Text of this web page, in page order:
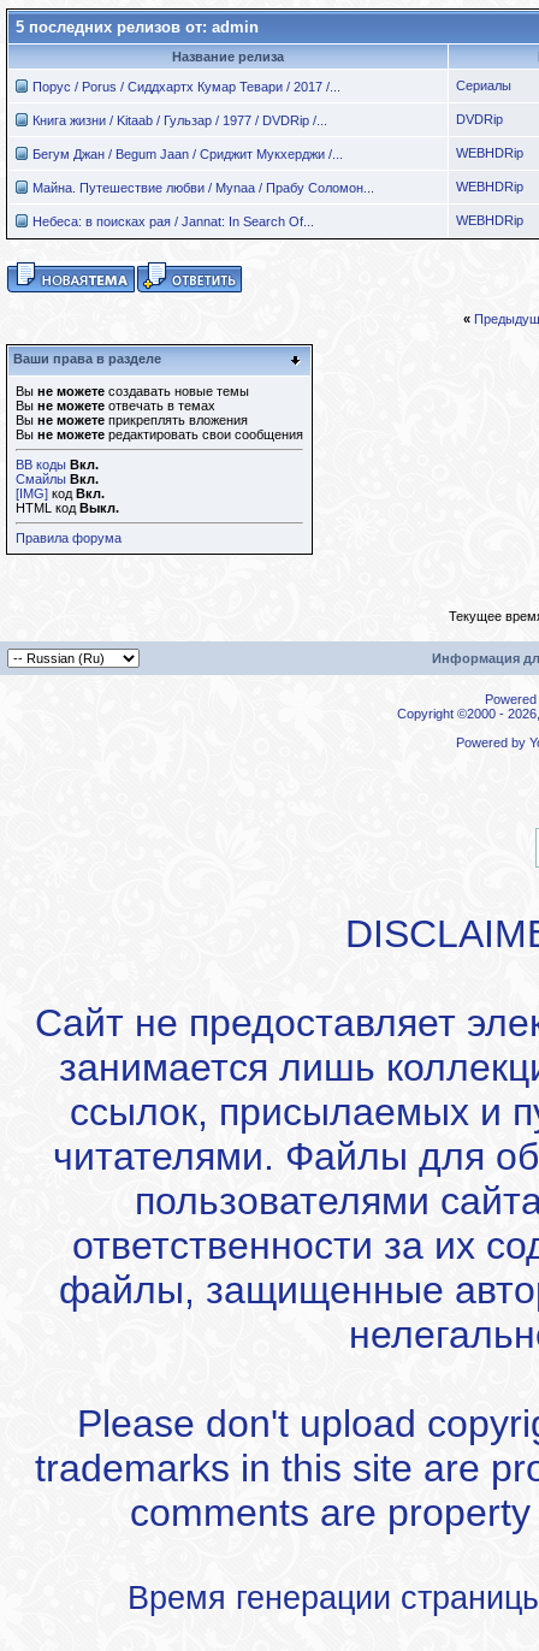
5 последних релизов от: admin
Название релиза
Порус / Porus / Сиддхартх Кумар Тевари / 2017 /... Сериалы
Книга жизни / Kitaab / Гульзар / 1977 / DVDRip /... DVDRip
Бегум Джан / Begum Jaan / Сриджит Мукхерджи /... WEBHDRip
Майна. Путешествие любви / Mynaa / Прабу Соломон... WEBHDRip
Небеса: в поисках рая / Jannat: In Search Of... WEBHDRip
«
Ваши права в разделе
Вы не можете создавать новые темы
Вы не можете отвечать в темах
Вы не можете прикреплять вложения
Вы не можете редактировать свои сообщения
BB коды Вкл.
Смайлы Вкл.
[IMG] код Вкл.
HTML код Выкл.
Правила форума
Текущее
Информация
Copyright ©2000 -
Powered by
Сайт не предоставляет
занимается лишь
ссылок, присылаемых и
читателями. Файлы для
пользователями
ответственности за их
файлы, защищенные
Please don't upload
trademarks in this site are
comments are
Время генерации